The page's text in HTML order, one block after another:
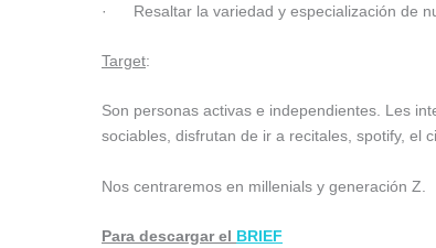
· Resaltar la variedad y especialización de
Target:
Son personas activas e independientes. Les
sociables, disfrutan de ir a recitales, spotify, el
Nos centraremos en millenials y generación Z.
Para descargar el BRIEF